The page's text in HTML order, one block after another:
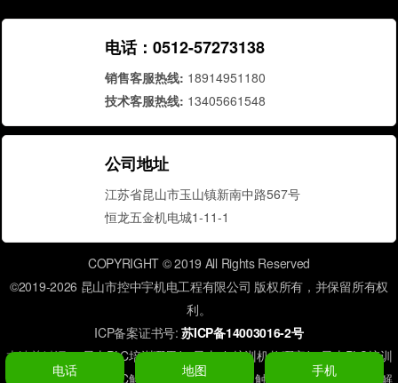
电话：0512-57273138
销售客服热线: 18914951180
技术客服热线: 13405661548
公司地址
江苏省昆山市玉山镇新南中路567号
恒龙五金机电城1-11-1
COPYRIGHT © 2019 All Rights Reserved
©2019-2026 昆山市控中宇机电工程有限公司 版权所有，并保留所有权
利。
ICP备案证书号:苏ICP备14003016-2号
本站关键词：昆山PLC培训哪里好昆山plc培训机构哪家好昆山PLC培训
昆山电工培训
昆山PLC解密 昆山PLC维修 昆山触摸屏维修 昆山触摸屏解
电话 地图 手机